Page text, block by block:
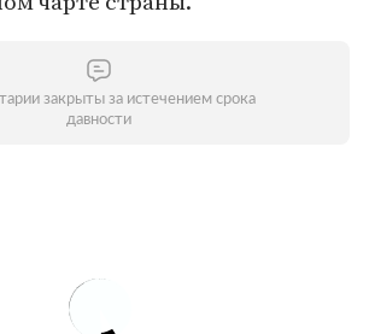
закрыты за истечением срока
давности